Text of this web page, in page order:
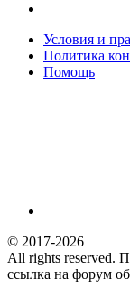
Условия и
Политика
Помощь
© 2017-2026
All rights reserved.
ссылка на форум